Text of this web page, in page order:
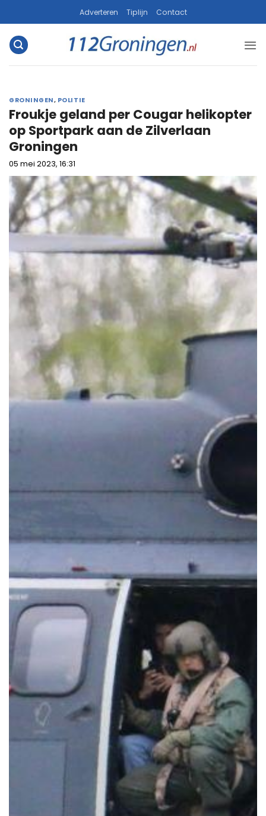
naar
inhoud
Adverteren Tiplijn Contact
GRONINGEN, POLITIE
Froukje geland per Cougar helikopter
op Sportpark aan de Zilverlaan
Groningen
05 mei 2023, 16:31